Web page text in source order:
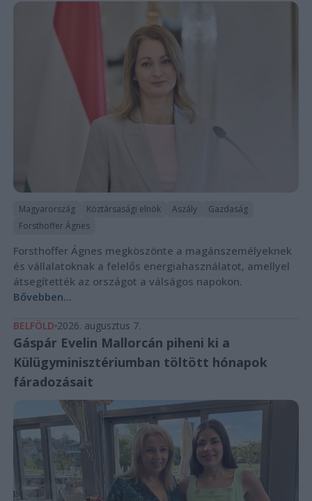
Magyarország Köztársasági elnök Aszály
Gazdaság
Forsthoffer Ágnes
Forsthoffer Ágnes megköszönte a magánszemélyeknek
és vállalatoknak a felelős energiahasználatot, amellyel
átsegítették az országot a válságos napokon.
Bővebben...
BELFÖLD 2026. augusztus 7.
Gáspár Evelin Mallorcán piheni ki a
Külügyminisztériumban töltött hónapok
fáradozásait